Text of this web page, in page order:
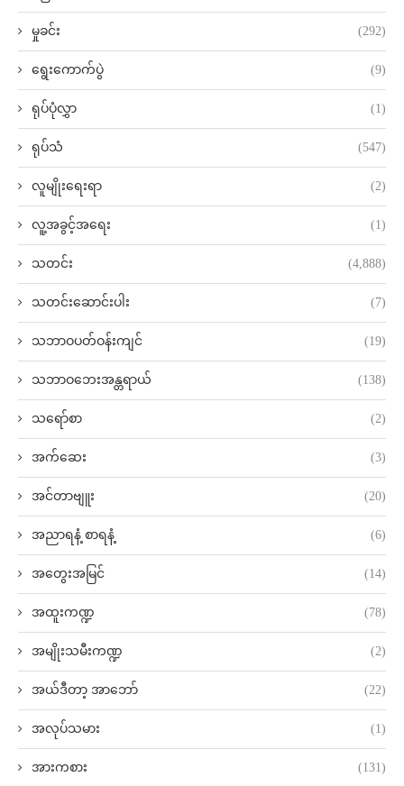
မှုခင်း (292)
ရွေးကောက်ပွဲ (9)
ရုပ်ပုံလွှာ (1)
ရုပ်သံ (547)
လူမျိုးရေးရာ (2)
လူ့အခွင့်အရေး (1)
သတင်း (4,888)
သတင်းဆောင်းပါး (7)
သဘာဝပတ်ဝန်းကျင် (19)
သဘာဝဘေးအန္တရာယ် (138)
သရော်စာ (2)
အက်ဆေး (3)
အင်တာဗျူး (20)
အညာရနံ့ စာရနံ့ (6)
အတွေးအမြင် (14)
အထူးကဏ္ဍ (78)
အမျိုးသမီးကဏ္ဍ (2)
အယ်ဒီတာ့ အာဘော် (22)
အလုပ်သမား (1)
အားကစား (131)